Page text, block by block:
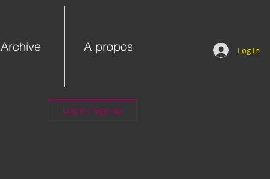
Archive A propos Log In
Log in / Sign up